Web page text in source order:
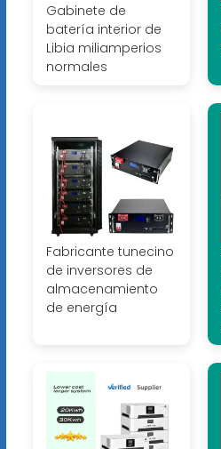
Gabinete de
batería interior de
Libia miliamperios
normales
Fabricante tunecino
de inversores de
almacenamiento
de energía